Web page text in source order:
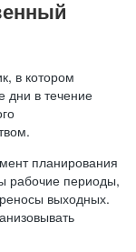
в котором
дни в течение
планирования
рабочие периоды,
выходных.